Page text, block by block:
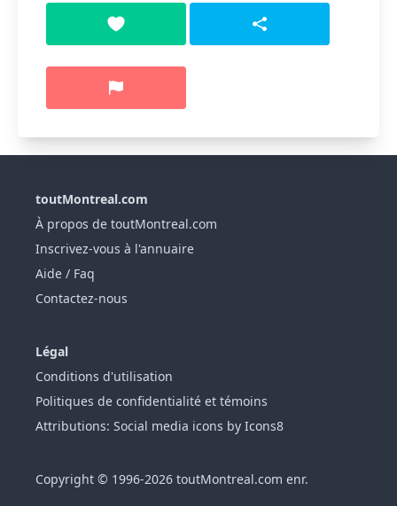
toutMontreal.com
À propos de toutMontreal.com
Inscrivez-vous à l'annuaire
Aide / Faq
Contactez-nous
Légal
Conditions d'utilisation
Politiques de confidentialité et témoins
Attributions: Social media icons by Icons8
Copyright © 1996-2026 toutMontreal.com enr.